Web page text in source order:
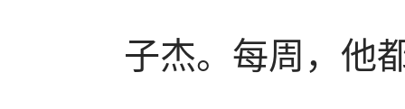
子杰。每周，他